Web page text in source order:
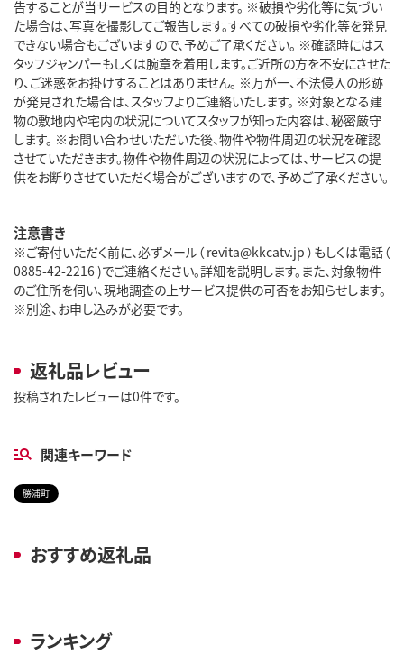
告することが当サービスの目的となります。 ※破損や劣化等に気づい
た場合は、写真を撮影してご報告します。すべての破損や劣化等を発見
できない場合もございますので、予めご了承ください。 ※確認時にはス
タッフジャンパーもしくは腕章を着用します。ご近所の方を不安にさせた
り、ご迷惑をお掛けすることはありません。 ※万が一、不法侵入の形跡
が発見された場合は、スタッフよりご連絡いたします。 ※対象となる建
物の敷地内や宅内の状況についてスタッフが知った内容は、秘密厳守
します。 ※お問い合わせいただいた後、物件や物件周辺の状況を確認
させていただきます。物件や物件周辺の状況によっては、サービスの提
供をお断りさせていただく場合がございますので、予めご了承ください。
注意書き
※ご寄付いただく前に、必ずメール（ revita@kkcatv.jp ）もしくは電話（
0885-42-2216 )でご連絡ください。詳細を説明します。また、対象物件
のご住所を伺い、現地調査の上サービス提供の可否をお知らせします。
※別途、お申し込みが必要です。
返礼品レビュー
投稿されたレビューは0件です。
関連キーワード
勝浦町
おすすめ返礼品
ランキング